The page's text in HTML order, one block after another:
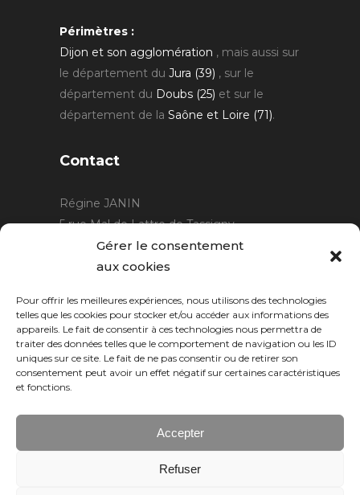
Gérer le consentement
aux cookies
Pour offrir les meilleures expériences, nous utilisons des technologies
telles que les cookies pour stocker et/ou accéder aux informations des
appareils. Le fait de consentir à ces technologies nous permettra de
traiter des données telles que le comportement de navigation ou les ID
uniques sur ce site. Le fait de ne pas consentir ou de retirer son
consentement peut avoir un effet négatif sur certaines caractéristiques
et fonctions.
Accepter
Refuser
Périmètres :
Dijon et son agglomération , mais aussi sur
le département du Jura (39) , sur le
département du Doubs (25) et sur le
département de la Saône et Loire (71).
Contact
Régine JANIN
5 rue Mal de Lattre de Tassigny
21220 Gevrey Chambertin
06 15 15 80 29
Horaires :sur rendez-vous.